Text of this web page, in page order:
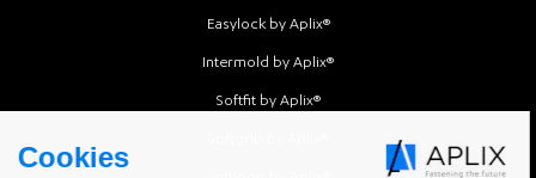
Easylock by Aplix®
Intermold by Aplix®
Softfit by Aplix®